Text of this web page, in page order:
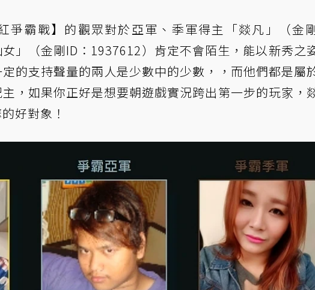
爭霸戰】的觀眾對於亞軍、季軍得主「燚凡」（金
」（金剛ID：1937612）肯定不會陌生，能以新秀之
的支持聲量的兩人是少數中的少數，，而他們都是屬
，如果你正好是想要朝遊戲實況跨出第一步的玩家，
好對象！